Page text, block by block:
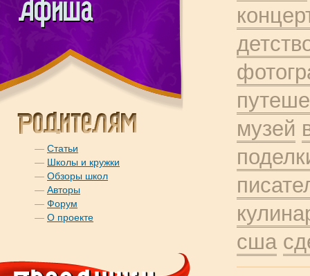
— Статьи
— Школы и кружки
— Обзоры школ
— Авторы
— Форум
— О проекте
музей
сша